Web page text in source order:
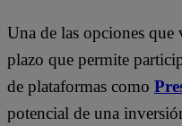
Una de las opciones
plazo que permite
de plataformas como
potencial de una